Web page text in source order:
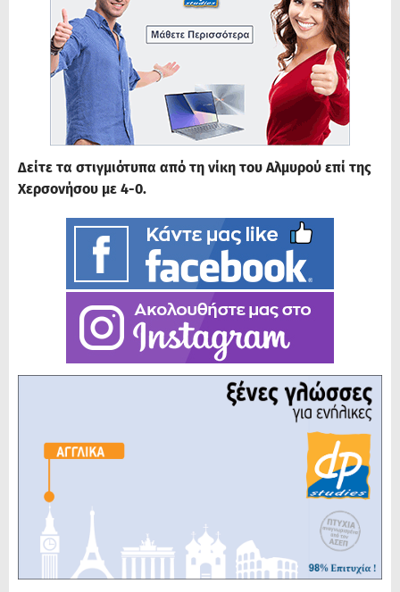
Δείτε τα στιγμιότυπα από τη νίκη του Αλμυρού επί της
Χερσονήσου με 4-0.